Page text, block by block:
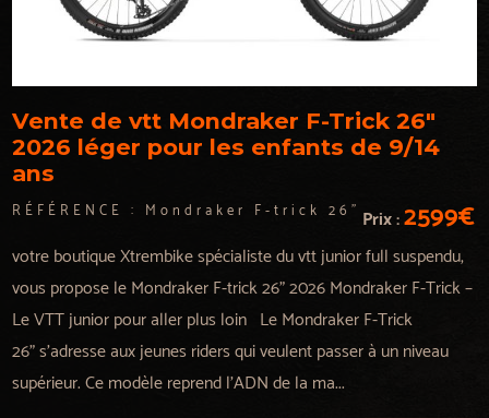
Vente de vtt Mondraker F-Trick 26"
2026 léger pour les enfants de 9/14
ans
RÉFÉRENCE : Mondraker F-trick 26" Prix :2599€
votre boutique Xtrembike spécialiste du vtt junior full suspendu,
vous propose le Mondraker F-trick 26" 2026 Mondraker F-Trick –
Le VTT junior pour aller plus loin Le Mondraker F-Trick
26" s’adresse aux jeunes riders qui veulent passer à un niveau
supérieur. Ce modèle reprend l’ADN de la ma...